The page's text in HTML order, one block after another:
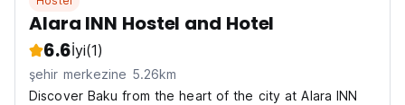
Alara INN Hostel and Hotel
6.6İyi(1)
şehir merkezine 5.26km
Discover Baku from the heart of the city at Alara INN